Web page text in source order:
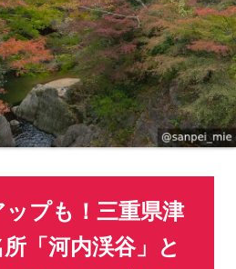
プも！三重県津
「河内渓谷」と